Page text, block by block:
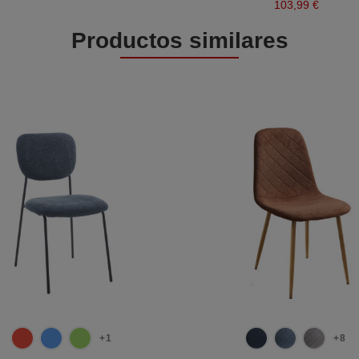
103,99 €
Productos similares
+1 +8